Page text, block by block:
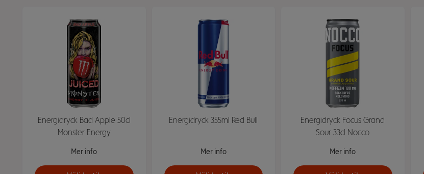
Energidryck Bad Apple 50cl
Monster Energy
Mer info
Energidryck 355ml Red Bull
Mer info
Energidryck Focus Grand
Sour 33cl Nocco
Mer info